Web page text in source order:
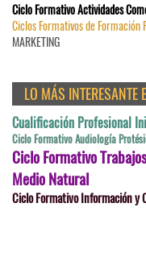
Ciclo Formativo Actividades
Ciclos Formativos de Formación
MARKETING
LO MÁS INTERESANTE
Cualificación Profesional
Ciclo Formativo Audiología
Ciclo Formativo
Medio Natural
Ciclo Formativo Información y